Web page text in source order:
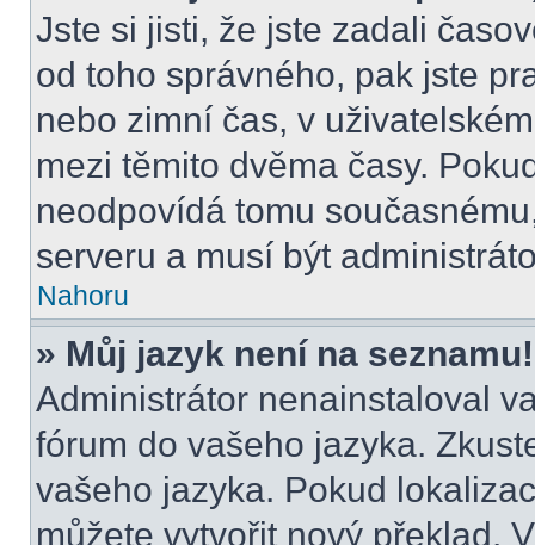
Jste si jisti, že jste zadali
od toho správného, pak jste
nebo zimní čas, v
mezi těmito dvěma časy.
neodpovídá tomu
serveru a musí být
Nahoru
» Můj jazyk není na seznamu!
Administrátor nenainstaloval
fórum do vašeho jazyka.
vašeho jazyka. Pokud
můžete vytvořit nový překlad.